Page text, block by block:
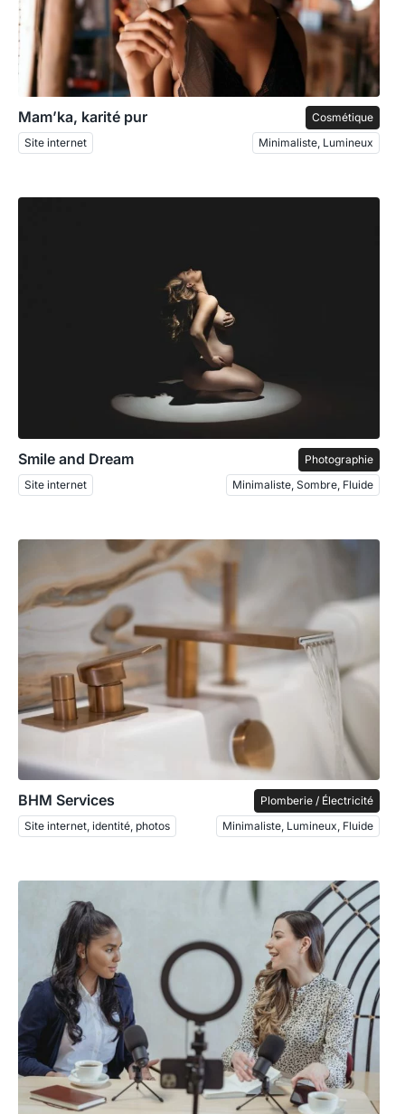
Mam’ka, karité pur
Cosmétique
Site internet
Minimaliste, Lumineux
Smile and Dream
Photographie
Site internet
Minimaliste, Sombre, Fluide
BHM Services
Plomberie / Électricité
Site internet, identité, photos
Minimaliste, Lumineux, Fluide